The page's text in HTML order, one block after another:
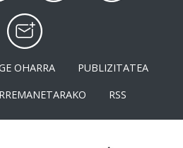
OHARRA
PUBLIZITATEA
RSS